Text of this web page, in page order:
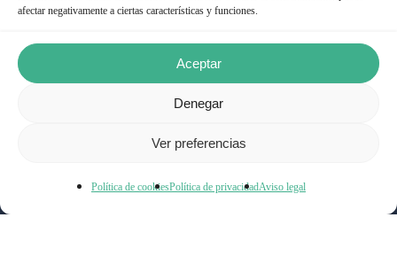
afectar negativamente a ciertas características y funciones.
Aceptar
Denegar
Ver preferencias
Política de cookiesPolítica de privacidadAviso legal
SÍGUENOS EN: